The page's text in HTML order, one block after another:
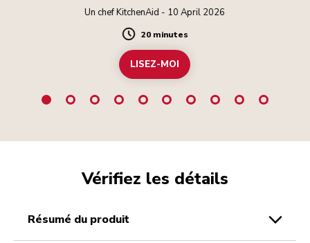
Un chef KitchenAid - 10 April 2026
Duration
20 minutes
LISEZ-MOI
Vérifiez les détails
résumé du produit